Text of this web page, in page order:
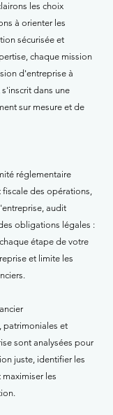
les choix
à orienter les
sécurisée et
chaque mission
d'entreprise à
dans une
sur mesure et de
réglementaire
des opérations,
audit
obligations légales :
étape de votre
et limite les
patrimoniales et
sont analysées pour
juste, identifier les
les